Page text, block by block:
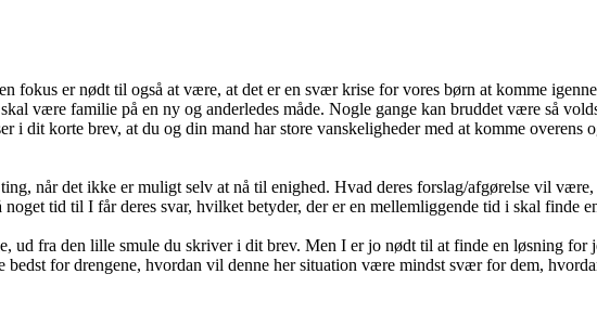
fokus er nødt til også at være, at det er en svær krise for vores børn at komme
være familie på en ny og anderledes måde. Nogle gange kan bruddet være så
dit korte brev, at du og din mand har store vanskeligheder med at komme overens
når det ikke er muligt selv at nå til enighed. Hvad deres forslag/afgørelse vil
tid til I får deres svar, hvilket betyder, der er en mellemliggende tid i skal finde
fra den lille smule du skriver i dit brev. Men I er jo nødt til at finde en løsning for
for drengene, hvordan vil denne her situation være mindst svær for dem,